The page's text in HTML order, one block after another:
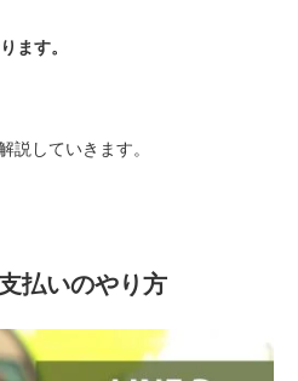
ます。
説していきます。
払いのやり方